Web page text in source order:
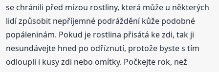
se chránili před mízou rostliny, která může u některých
lidí způsobit nepříjemné podráždění kůže podobné
popáleninám. Pokud je rostlina přisátá ke zdi, tak ji
nesundávejte hned po odříznutí, protože byste s tím
odloupli i kusy zdi nebo omítky. Počkejte rok, než